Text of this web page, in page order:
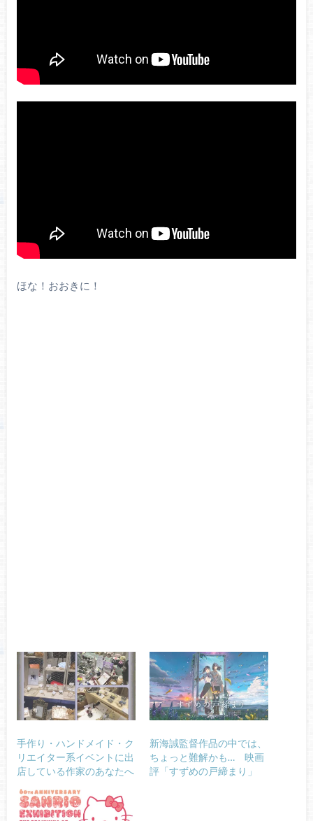
ほな！おおきに！
手作り・ハンドメイド・ク
リエイター系イベントに出
店している作家のあなたへ
新海誠監督作品の中では、
ちょっと難解かも… 映画
評「すずめの戸締まり」